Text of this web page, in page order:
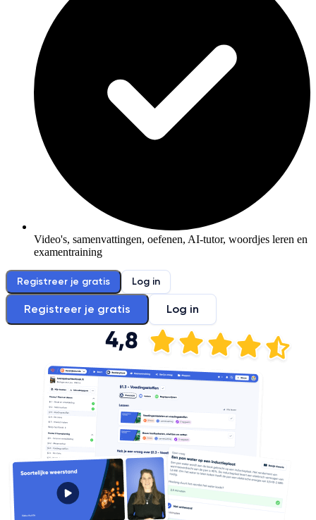
Video's, samenvattingen, oefenen, AI-tutor, woordjes leren en
examentraining
Registreer je gratis Log in
Registreer je gratis Log in